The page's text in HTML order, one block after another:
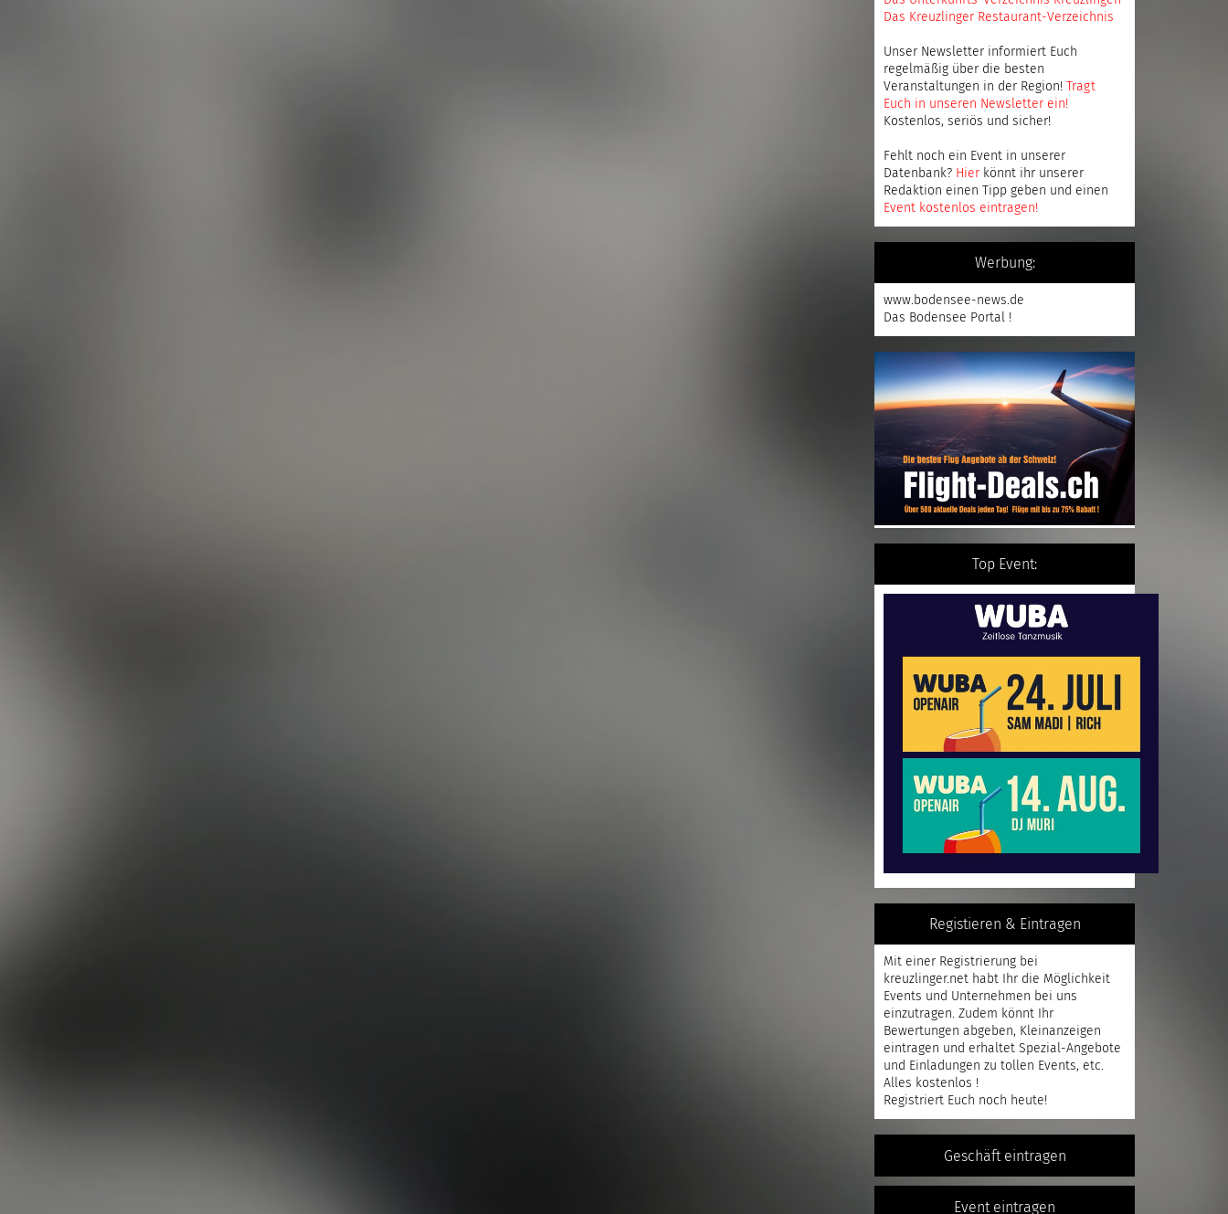
Das Kreuzlinger Restaurant-Verzeichnis
Unser Newsletter informiert Euch
regelmäßig über die besten
Veranstaltungen in der Region! Tragt
Euch in unseren Newsletter ein!
Kostenlos, seriös und sicher!
Fehlt noch ein Event in unserer
Datenbank? Hier könnt ihr unserer
Redaktion einen Tipp geben und einen
Event kostenlos eintragen!
Werbung:
www.bodensee-news.de
Das Bodensee Portal !
Top Event:
Registieren & Eintragen
Mit einer Registrierung bei
kreuzlinger.net habt Ihr die Möglichkeit
Events und Unternehmen bei uns
einzutragen. Zudem könnt Ihr
Bewertungen abgeben, Kleinanzeigen
eintragen und erhaltet Spezial-Angebote
und Einladungen zu tollen Events, etc.
Alles kostenlos !
Registriert Euch noch heute!
Geschäft eintragen
Event eintragen